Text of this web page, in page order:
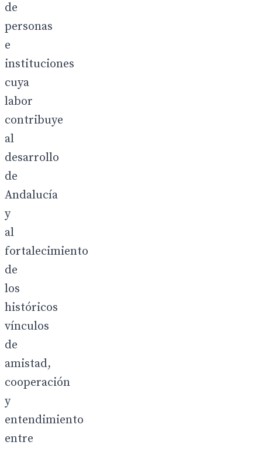
de
personas
e
instituciones
cuya
labor
contribuye
al
desarrollo
de
Andalucía
y
al
fortalecimiento
de
los
históricos
vínculos
de
amistad,
cooperación
y
entendimiento
entre